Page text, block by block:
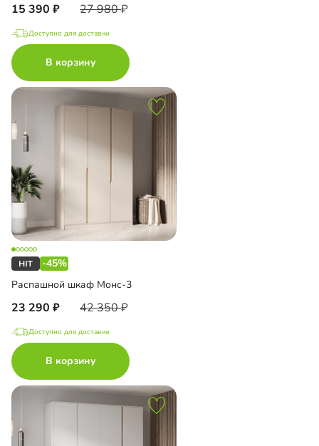
15 390 27 980
Доступно для доставки
В корзину
-45%
Распашной шкаф Монс-3
23 290 42 350
Доступно для доставки
В корзину